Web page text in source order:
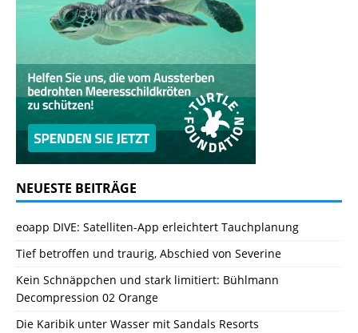
NEUESTE BEITRÄGE
eoapp DIVE: Satelliten-App erleichtert Tauchplanung
Tief betroffen und traurig, Abschied von Severine
Kein Schnäppchen und stark limitiert: Bühlmann
Decompression 02 Orange
Die Karibik unter Wasser mit Sandals Resorts